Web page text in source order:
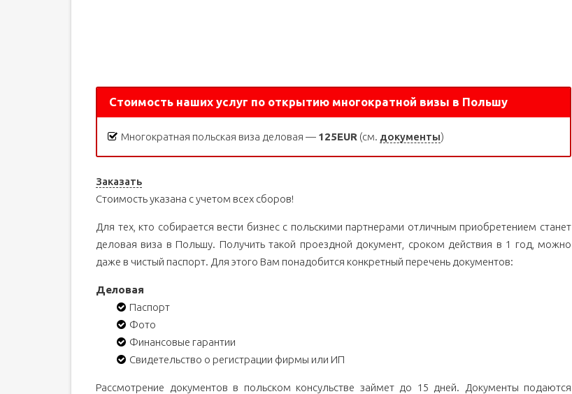
Стоимость наших услуг по открытию многократной визы в Польшу
Многократная польская виза деловая — 125EUR (см. документы)
Заказать
Стоимость указана с учетом всех сборов!
Для тех, кто собирается вести бизнес с польскими партнерами отличным приобретением станет
деловая виза в Польшу. Получить такой проездной документ, сроком действия в 1 год, можно
даже в чистый паспорт. Для этого Вам понадобится конкретный перечень документов:
Деловая
Паспорт
Фото
Финансовые гарантии
Свидетельство о регистрации фирмы или ИП
Рассмотрение документов в польском консульстве займет до 15 дней. Документы подаются